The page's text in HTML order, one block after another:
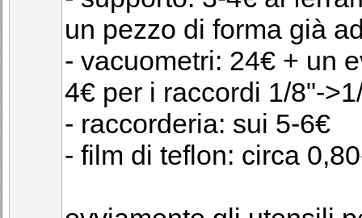
un pezzo di forma già
- vacuometri: 24€ + un
4€ per i raccordi 1/8"-
- raccorderia: sui 5-6€
- film di teflon: circa